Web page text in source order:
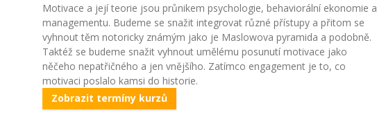
Motivace a její teorie jsou průnikem psychologie, behaviorální ekonomie a
managementu. Budeme se snažit integrovat různé přístupy a přitom se
vyhnout těm notoricky známým jako je Maslowova pyramida a podobně.
Taktéž se budeme snažit vyhnout umělému posunutí motivace jako
něčeho nepatřičného a jen vnějšího. Zatímco engagement je to, co
motivaci poslalo kamsi do historie.
Zobrazit termíny kurzů